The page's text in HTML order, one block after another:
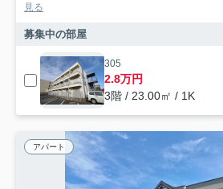
見る
募集中の部屋
305
2.8万円
3階 / 23.00㎡ / 1K
アパート